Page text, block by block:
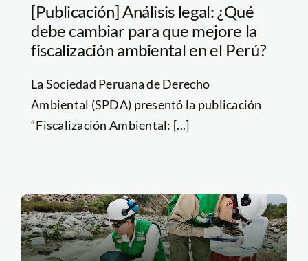
[Publicación] Análisis legal: ¿Qué
debe cambiar para que mejore la
fiscalización ambiental en el Perú?
La Sociedad Peruana de Derecho
Ambiental (SPDA) presentó la publicación
“Fiscalización Ambiental: [...]